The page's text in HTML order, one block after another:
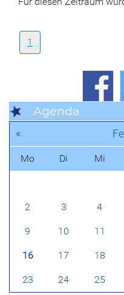
1
Agenda
«
Mo Di Mi
2 3 4
9 10 11
16 17 18
23 24 25